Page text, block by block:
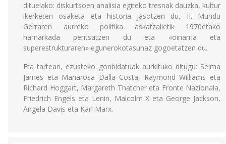
dituelako: diskurtsoen analisia egiteko tresnak dauzka, kultur
ikerketen osaketa eta historia jasotzen du, II. Mundu
Gerraren aurreko politika askatzailetik 1970etako
hamarkada pentsatzen du eta «oinarria eta
superestrukturaren» egunerokotasunaz gogoetatzen du.
Eta tartean, ezusteko gonbidatuak aurkituko ditugu: Selma
James eta Mariarosa Dalla Costa, Raymond Williams eta
Richard Hoggart, Margareth Thatcher eta Fronte Nazionala,
Friedrich Engels eta Lenin, Malcolm X eta George Jackson,
Angela Davis eta Karl Marx.